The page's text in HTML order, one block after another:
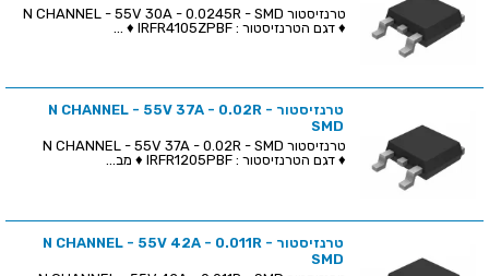
♦ דגם הטרנזיסטור : IRFR4105ZPBF ♦ ...
טרנזיסטור N CHANNEL - 55V 37A - 0.02R -
SMD
♦ דגם הטרנזיסטור : IRFR1205PBF ♦ מב...
טרנזיסטור N CHANNEL - 55V 42A - 0.011R -
SMD